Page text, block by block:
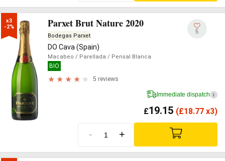
x3
-2%
Parxet Brut Nature 2020
Bodegas Parxet
DO Cava (Spain)
Macabeo / Parellada / Pensal Blanca
BIO
5 reviews
5
Immediate dispatch i
£19.15 (£18.77 x3)
- +